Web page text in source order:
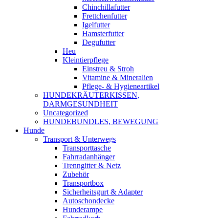
Chinchillafutter
Frettchenfutter
Igelfutter
Hamsterfutter
Degufutter
Heu
Kleintierpflege
Einstreu & Stroh
Vitamine & Mineralien
Pflege- & Hygieneartikel
HUNDEKRÄUTERKISSEN,
DARMGESUNDHEIT
Uncategorized
HUNDEBUNDLES, BEWEGUNG
Hunde
Transport & Unterwegs
Transporttasche
Fahrradanhänger
Trenngitter & Netz
Zubehör
Transportbox
Sicherheitsgurt & Adapter
Autoschondecke
Hunderampe